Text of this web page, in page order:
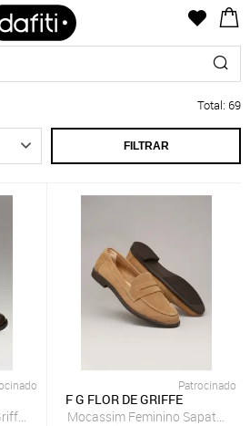
Total: 69
FILTRAR
Em Couro Legítimo Café Cano Baixo
Patrocinado
F G FLOR DE GRIFFE
Mocassim Feminino Sapato